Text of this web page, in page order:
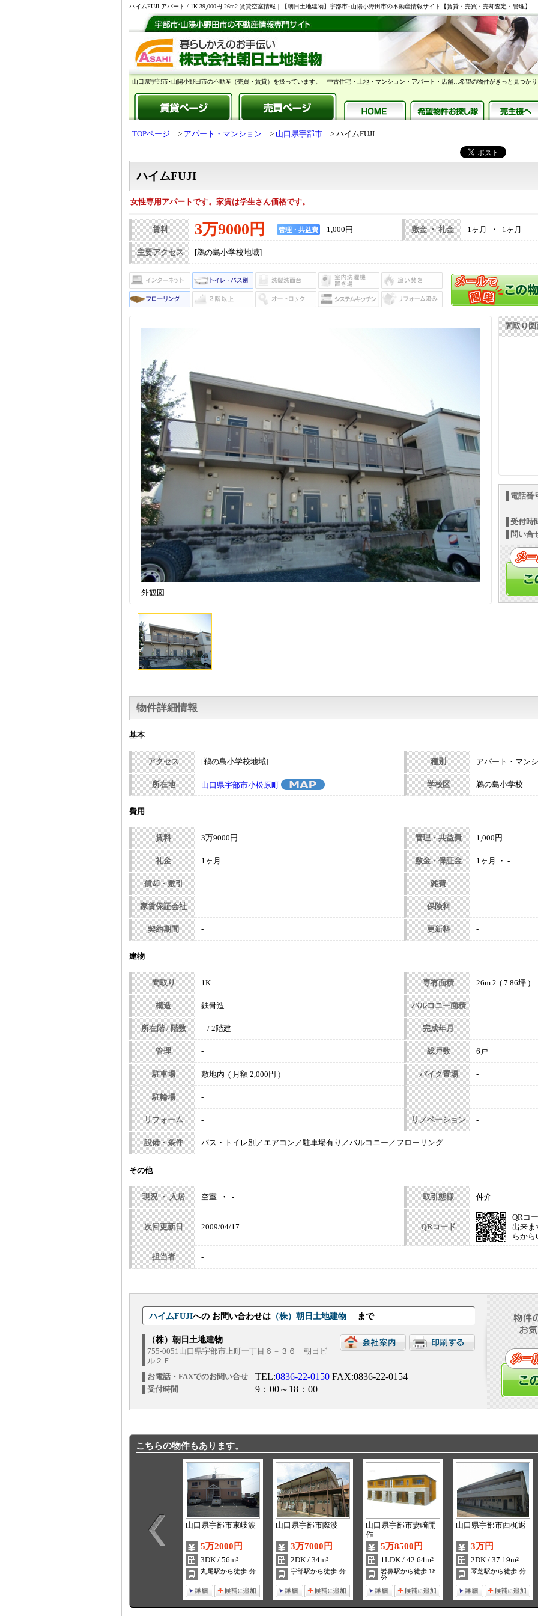
ハイムFUJI アパート / 1K 39,000円 26m2 賃貸空室情報｜【朝日土地建物】宇部市･山陽小野田市の不動産情報サイト【賃貸・売買・売却査定・管理】
山口県宇部市･山陽小野田市の不動産（売買・賃貸）を扱っています。 中古住宅・土地・マンション・アパート・店舗…希望の物件がきっと見つか
TOPページ アパート・マンション 山口県宇部市 ハイムFUJI
ハイムFUJI
女性専用アパートです。家賃は学生さん価格です。
賃料 3万9000円 管理・共益費 1,000円 敷金 ・ 礼金 1ヶ月 ・ 1ヶ月
主要アクセス [鵜の島小学校地域]
外観図
間取り図
電話番
受付時
問い合
物件詳細情報
基本
アクセス [鵜の島小学校地域] 種別 アパート・マン
所在地 山口県宇部市小松原町 学校区 鵜の島小学校
費用
賃料 3万9000円 管理・共益費 1,000円
礼金 1ヶ月 敷金・保証金 1ヶ月 ・ -
償却・敷引 - 雑費 -
家賃保証会社 - 保険料 -
契約期間 - 更新料 -
建物
間取り 1K 専有面積 26m 2( 7.86坪 )
構造 鉄骨造 バルコニー面積 -
所在階 / 階数 - / 2階建 完成年月 -
管理 - 総戸数 6戸
駐車場 敷地内 ( 月額 2,000円 ) バイク置場 -
駐輪場 -
リフォーム - リノベーション -
設備・条件 バス・トイレ別／エアコン／駐車場有り／バルコニー／フローリング
その他
現況 ・ 入居 空室 ・ - 取引態様 仲介
次回更新日 2009/04/17 QRコード
QRコ
出来ま
らから
担当者 -
ハイムFUJIへの お問い合わせは（株）朝日土地建物 まで
（株）朝日土地建物
755-0051山口県宇部市上町一丁目６－３６ 朝日ビ
ル２Ｆ
お電話・FAXでのお問い合せ
TEL:0836-22-0150FAX:0836-22-0154
受付時間 9：00～18：00
こちらの物件もあります。
山口県宇部市東岐波
5万2000円
3DK / 56m²
丸尾駅から徒歩-分
山口県宇部市際波
3万7000円
2DK / 34m²
宇部駅から徒歩-分
山口県宇部市妻崎開
作
5万8500円
1LDK / 42.64m²
岩鼻駅から徒歩 18
分
山口県宇部市西梶返
3万円
2DK / 37.19m²
琴芝駅から徒歩-分